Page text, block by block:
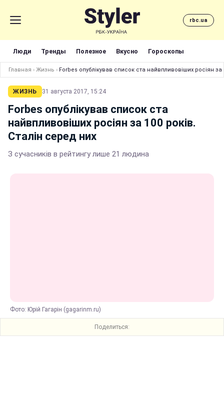
rbc.ua
Люди Тренды Полезное Вкусно Гороскопы
Главная › Жизнь › Forbes опублікував список ста найвпливовіших росіян за
ЖИЗНЬ 31 августа 2017, 15:24
Forbes опублікував список ста
найвпливовіших росіян за 100 років.
Сталін серед них
З сучасників в рейтингу лише 21 людина
Фото: Юрій Гагарін (gagarinm.ru)
Поделиться: